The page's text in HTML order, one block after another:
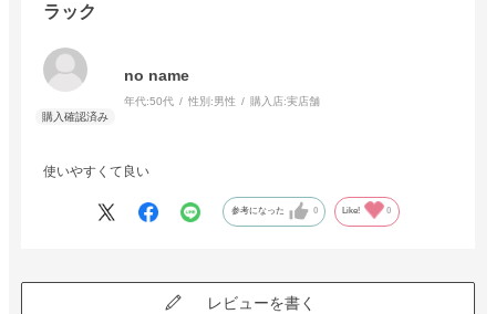
ラック
no name
年代:50代 性別:男性 購入店:実店舗
使いやすくて良い
参考になった 0 Like! 0
レビューを書く